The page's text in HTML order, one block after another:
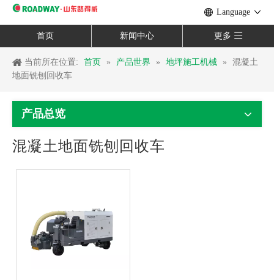
Language
首页 新闻中心 更多
当前所在位置: 首页 » 产品世界 » 地坪施工机械 »
混凝土
地面铣刨回收车
产品总览
混凝土地面铣刨回收车